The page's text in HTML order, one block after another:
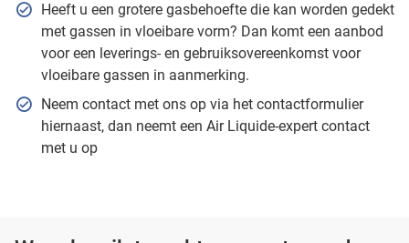
Heeft u een grotere gasbehoefte die kan worden gedekt
met gassen in vloeibare vorm? Dan komt een aanbod
voor een leverings- en gebruiksovereenkomst voor
vloeibare gassen in aanmerking.
Neem contact met ons op via het contactformulier
hiernaast, dan neemt een Air Liquide-expert contact
met u op